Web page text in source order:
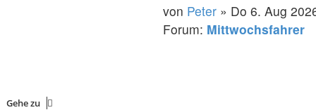
von Peter » Do 6. Aug
Forum: Mittwochsfahrer
Gehe zu